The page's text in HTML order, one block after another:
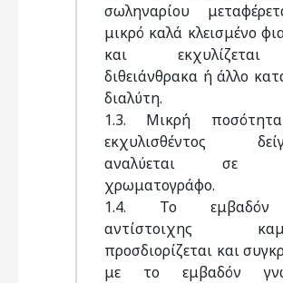
σωληναρίου
μικρό καλά κλεισμένο
και
διθειάνθρακα ή άλλο
διαλύτη.
1.3. Μικρή
εκχυλισθέντος
αναλύεται σε
χρωματογράφο.
1.4. Το
αντίστοιχης
προσδιορίζεται και
με το εμβαδόν